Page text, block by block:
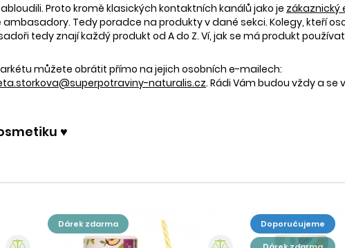
Proto kromě klasických kontaktních kanálů jako je zákaznický
Tedy poradce na produkty v dané sekci. Kolegy, kteří
tedy znají každý produkt od A do Z. Ví, jak se má produkt
můžete obrátit přímo na jejich osobních e-mailech:
naturalis.cz. Rádi Vám budou vždy a se
♥️
dárek zdarma doporučujeme